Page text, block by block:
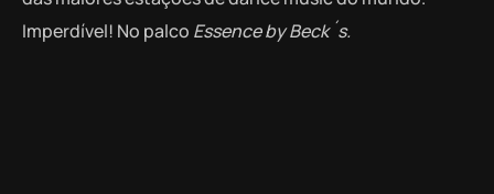
Imperdível! No palco Essence by Beck´s.